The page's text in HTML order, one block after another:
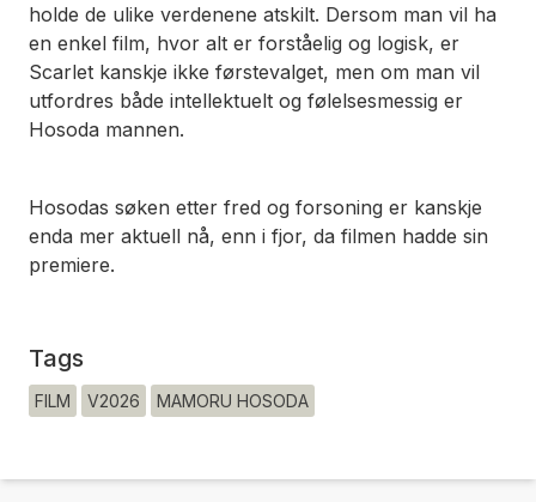
holde de ulike verdenene atskilt. Dersom man vil ha
en enkel film, hvor alt er forståelig og logisk, er
Scarlet kanskje ikke førstevalget, men om man vil
utfordres både intellektuelt og følelsesmessig er
Hosoda mannen.
Hosodas søken etter fred og forsoning er kanskje
enda mer aktuell nå, enn i fjor, da filmen hadde sin
premiere.
Tags
FILM V2026 MAMORU HOSODA